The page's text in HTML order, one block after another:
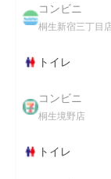
コンビニ
桐生新宿三丁目
トイレ
コンビニ
桐生境野店
トイレ